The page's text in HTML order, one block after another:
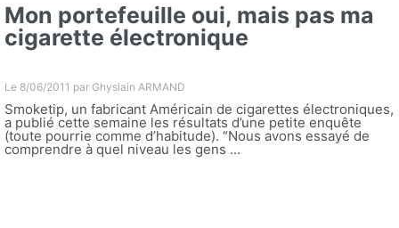
Mon portefeuille oui, mais pas ma
cigarette électronique
Le 8/06/2011 par Ghyslain ARMAND
Smoketip, un fabricant Américain de cigarettes électroniques,
a publié cette semaine les résultats d’une petite enquête
(toute pourrie comme d’habitude). “Nous avons essayé de
comprendre à quel niveau les gens ...